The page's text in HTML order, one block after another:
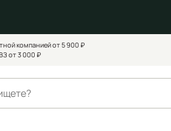
компанией от 5 900 ₽
от 3 000 ₽